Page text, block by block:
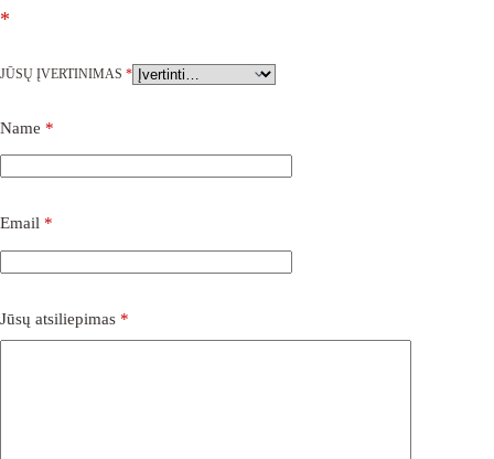
*
JŪSŲ ĮVERTINIMAS *
Name *
Email *
Jūsų atsiliepimas *